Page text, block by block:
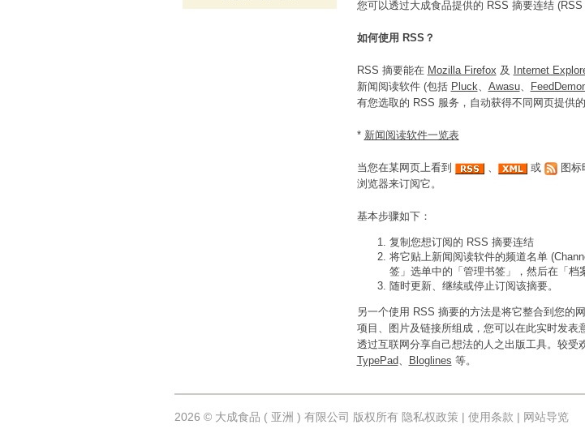
您可以透过大成食品提供的 RSS 摘要连结
如何使用 RSS？
RSS 摘要能在 Mozilla Firefox 及 Internet
新闻阅读软件 (包括 Pluck、 Awasu、
有您选取的 RSS 服务，自动获得不同网页提供
* 新闻阅读软件一览表
当您在某网页上看到 、 或
图标
浏览器来订阅它。
基本步骤如下：
复制您想订阅的 RSS 摘要连结
将它贴上新闻阅读软件的频道名单
签」选单中的「管理书签」，然后在「档
随时更新、继续或停止订阅该摘要。
另一个使用 RSS 摘要的方法是将它整合到您的
项目、图片及链接所组成，您可以在此实时发
透过互联网分享自己想法的人之出版工具。较受
TypePad、 Bloglines 等。
2026 © 大成食品 ( 亚洲 ) 有限公司 版权所有 隐私权政策 | 使用条款 | 网站导览